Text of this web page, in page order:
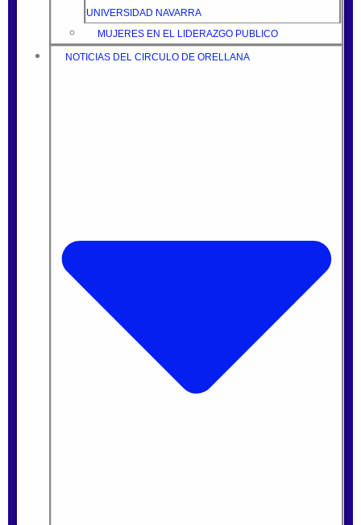
UNIVERSIDAD NAVARRA
MUJERES EN EL LIDERAZGO PUBLICO
NOTICIAS DEL CIRCULO DE ORELLANA